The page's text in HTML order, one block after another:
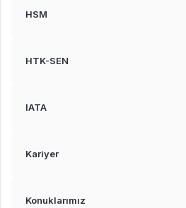
HSM
HTK-SEN
IATA
Kariyer
Konuklarımız